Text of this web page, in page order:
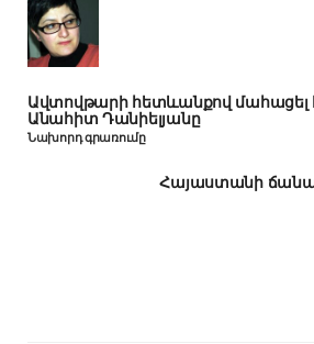
Ավտովթարի հետևանքով մահացել
Անահիտ Դանիելյանը
Նախորդ գրառումը
Հայաստանի